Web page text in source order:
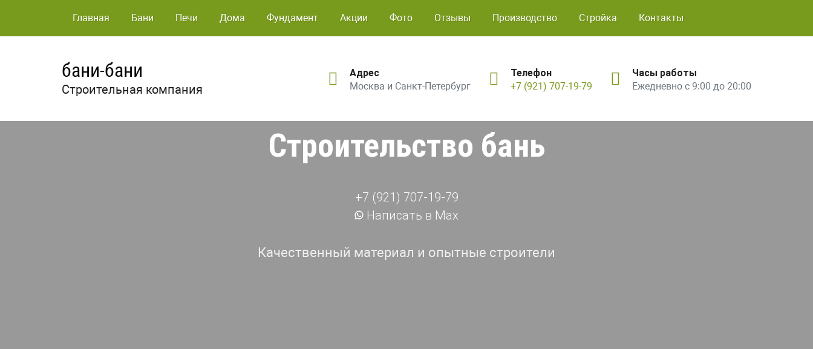
Главная Бани Печи Дома Фундамент Акции Фото Отзывы Производство Стройка Контакты
бани-бани
Строительная компания
Адрес
Москва и Санкт-Петербург
Телефон
+7 (921) 707-19-79
Часы работы
Ежедневно с 9:00 до 20:00
Строительство бань
+7 (921) 707-19-79
Написать в Max
Качественный материал и опытные строители